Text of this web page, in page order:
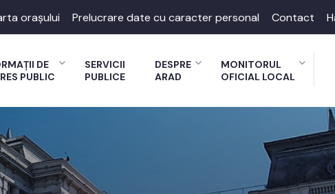
orașului Prelucrare date cu caracter personal Contact
DE
PUBLIC
SERVICII
PUBLICE
DESPRE
ARAD
MONITORUL
OFICIAL LOCAL